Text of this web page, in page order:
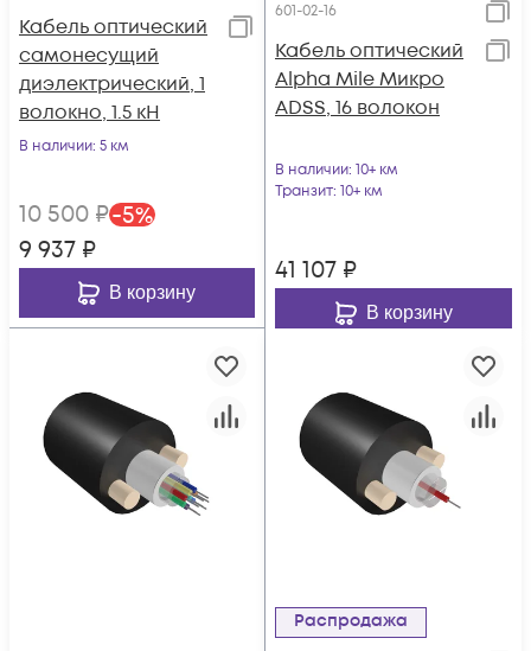
Кабель оптический
самонесущий
диэлектрический, 1
волокно, 1.5 кН
В наличии: 5 км
10 500 ₽-5%
9 937 ₽
В корзину
601-02-16
Кабель оптический
Alpha Mile Микро
ADSS, 16 волокон
В наличии: 10+ км
Транзит: 10+ км
41 107 ₽
В корзину
Распродажа